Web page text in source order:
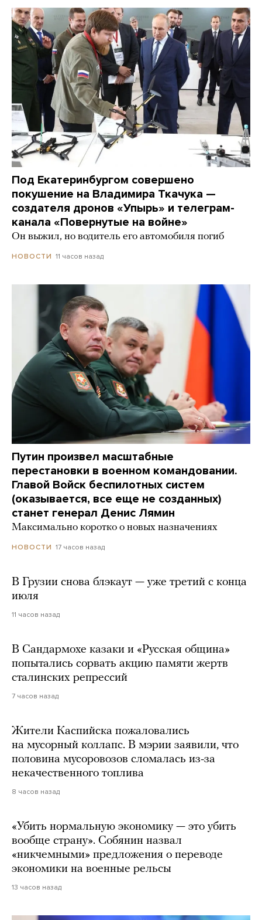
Под Екатеринбургом совершено
покушение на Владимира Ткачука —
создателя дронов «Упырь» и телеграм-
канала «Повернутые на войне»
Он выжил, но водитель его автомобиля погиб
НОВОСТИ 11 часов назад
Путин произвел масштабные
перестановки в военном командовании.
Главой Войск беспилотных систем
(оказывается, все еще не созданных)
станет генерал Денис Лямин
Максимально коротко о новых назначениях
НОВОСТИ 17 часов назад
В Грузии снова блэкаут — уже третий с конца
июля
11 часов назад
В Сандармохе казаки и «Русская община»
попытались сорвать акцию памяти жертв
сталинских репрессий
7 часов назад
Жители Каспийска пожаловались
на мусорный коллапс. В мэрии заявили, что
половина мусоровозов сломалась из-за
некачественного топлива
8 часов назад
«Убить нормальную экономику — это убить
вообще страну». Собянин назвал
«никчемными» предложения о переводе
экономики на военные рельсы
13 часов назад